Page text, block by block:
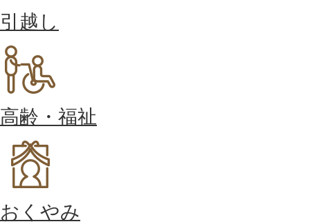
引越し
高齢・福祉
おくやみ